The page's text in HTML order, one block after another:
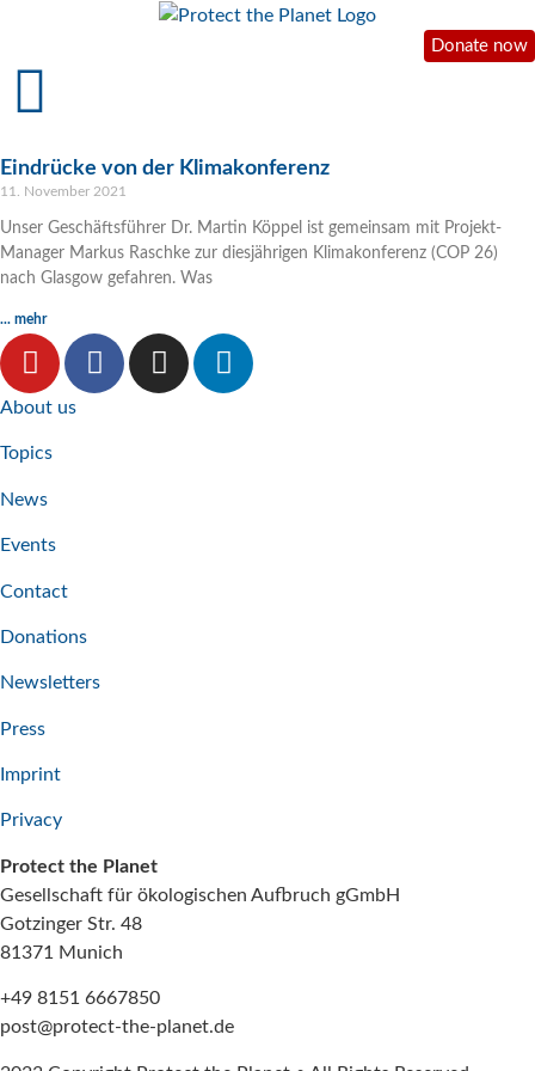
Donate now
Eindrücke von der Klimakonferenz
11. November 2021
Unser Geschäftsführer Dr. Martin Köppel ist gemeinsam mit Projekt-
Manager Markus Raschke zur diesjährigen Klimakonferenz (COP 26)
nach Glasgow gefahren. Was
... mehr
About us
Topics
News
Events
Contact
Donations
Newsletters
Press
Imprint
Privacy
Protect the Planet
Gesellschaft für ökologischen Aufbruch gGmbH
Gotzinger Str. 48
81371 Munich
+49 8151 6667850
post@protect-the-planet.de